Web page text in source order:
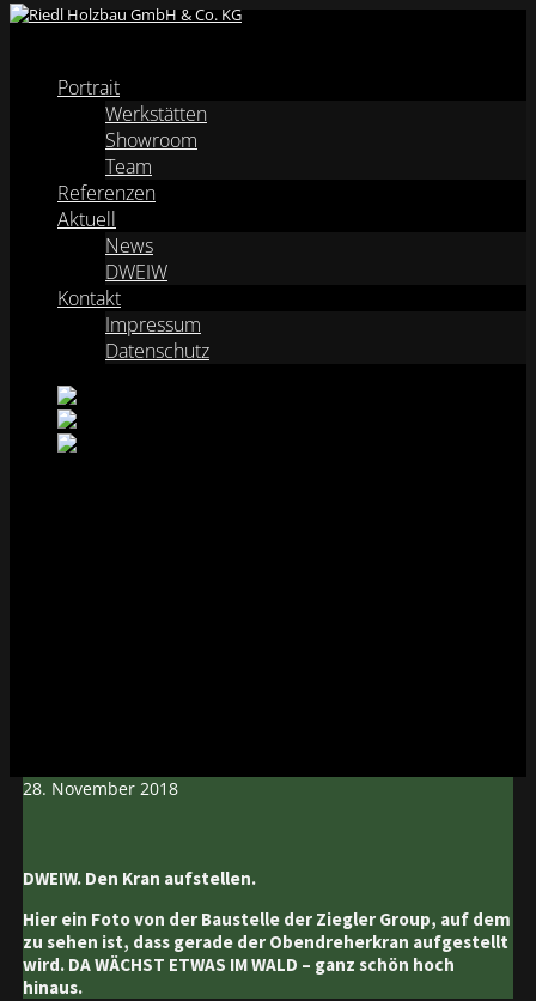
Portrait
Werkstätten
Showroom
Team
Referenzen
Aktuell
News
DWEIW
Kontakt
Impressum
Datenschutz
28. November 2018
DWEIW. Den Kran aufstellen.
Hier ein Foto von der Baustelle der Ziegler Group, auf dem
zu sehen ist, dass gerade der Obendreherkran aufgestellt
wird. DA WÄCHST ETWAS IM WALD – ganz schön hoch
hinaus.